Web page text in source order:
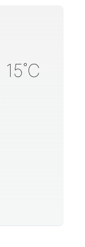
15˚C